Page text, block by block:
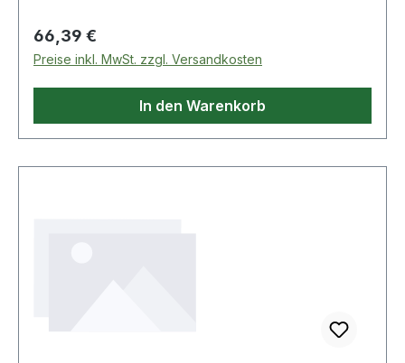
Regulärer Preis:
66,39 €
Preise inkl. MwSt. zzgl. Versandkosten
In den Warenkorb